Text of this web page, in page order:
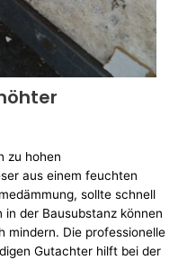
zu hohen
aus einem feuchten
sollte schnell
der Bausubstanz können
mindern. Die professionelle
Gutachter hilft bei der